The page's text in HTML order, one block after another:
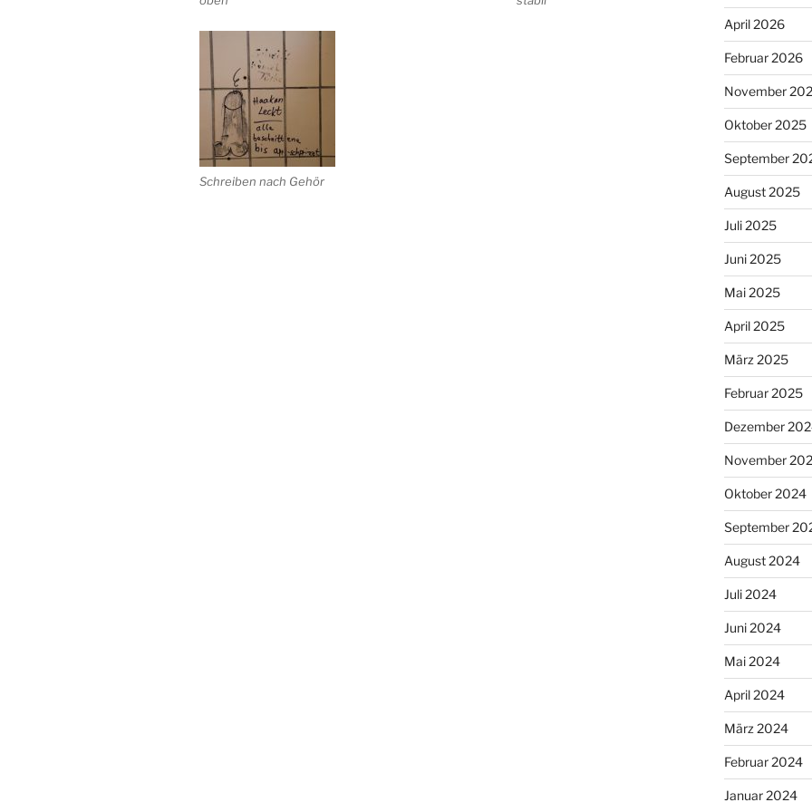
Schreiben nach Gehör
April 2026
Februar 2026
November
Oktober 2025
September
August 2025
Juli 2025
Juni 2025
Mai 2025
April 2025
März 2025
Februar 2025
Dezember
November
Oktober 2024
September
August 2024
Juli 2024
Juni 2024
Mai 2024
April 2024
März 2024
Februar 2024
Januar 2024